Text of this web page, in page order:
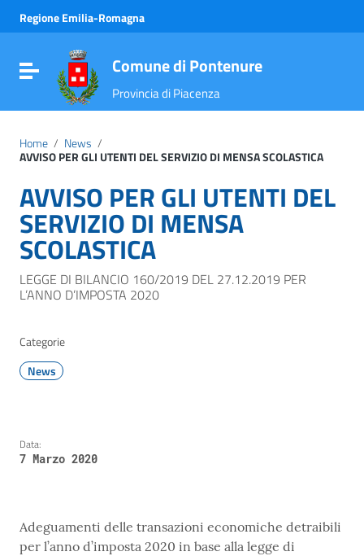
Vai al menu di navigazione
Vai al footer
Regione Emilia-Romagna
Attiva / disattiva la navigazione
Comune di Pontenure
Provincia di Piacenza
Home / News /
AVVISO PER GLI UTENTI DEL SERVIZIO DI MENSA SCOLASTICA
AVVISO PER GLI UTENTI DEL
SERVIZIO DI MENSA
SCOLASTICA
LEGGE DI BILANCIO 160/2019 DEL 27.12.2019 PER
L’ANNO D’IMPOSTA 2020
Categorie
News
Data:
7 Marzo 2020
Adeguamenti delle transazioni economiche detraibili
per l’anno d’imposta 2020 in base alla legge di